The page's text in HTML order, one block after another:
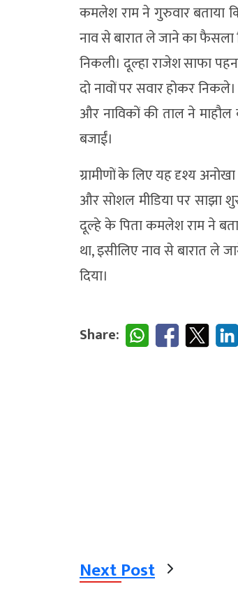
कमलेश राम ने गुरुवार बताया
नाव से बारात ले जाने का
निकली। दूल्हा राजेश साफा
दो नावों पर सवार होकर
और नाविकों की ताल ने
बजाईं।
ग्रामीणों के लिए यह दृश्य
और सोशल मीडिया पर साझा
दूल्हे के पिता कमलेश राम ने
था, इसीलिए नाव से बारात ले
दिया।
Share:
Next Post